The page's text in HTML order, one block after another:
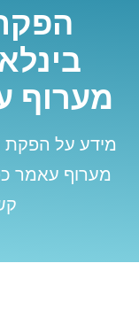
מערוף
מידע על הפקת
מערוף עאמר